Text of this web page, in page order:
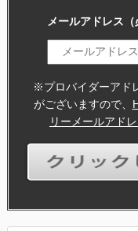
メールアドレス
※プロバイダーアド
がございますので、
リーメールアド